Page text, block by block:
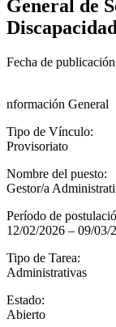
General de
Fecha de
nformación General
Tipo de Vínculo:
Provisoriato
Nombre del puesto:
Gestor/a
Período de
12/02/2026 – 09/03/
Tipo de Tarea:
Administrativas
Estado:
Abierto